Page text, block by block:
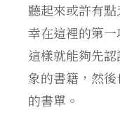
聽起來或許有
幸在這裡的第
這樣就能夠先
象的書籍，然
的書單。